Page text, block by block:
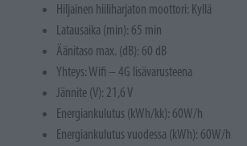
Hiljainen hiiliharjaton moottori: Kyllä
Latausaika (min): 65 min
Äänitaso max. (dB): 60 dB
Yhteys: Wifi – 4G lisävarusteena
Jännite (V): 21,6 V
Energiankulutus (kWh/kk): 60W/h
Energiankulutus vuodessa (kWh): 60W/h